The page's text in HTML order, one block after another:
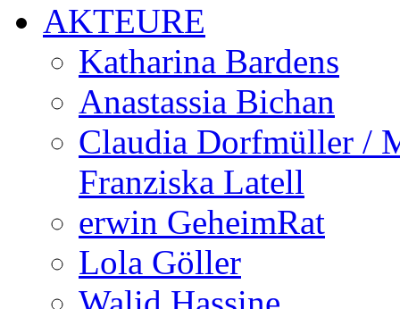
AKTEURE
Katharina Bardens
Anastassia Bichan
Claudia Dorfmüller /
Franziska Latell
erwin GeheimRat
Lola Göller